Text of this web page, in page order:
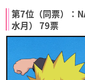
第7位（同票）：
水月） 79票